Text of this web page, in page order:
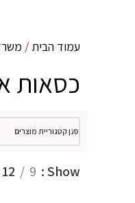
עמוד הבית
כסאות
סנן קטגוריית מוצרים
Show
9
12